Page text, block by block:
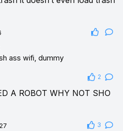
ass wifi, dummy
2
A ROBOT WHY NOT SHO
3